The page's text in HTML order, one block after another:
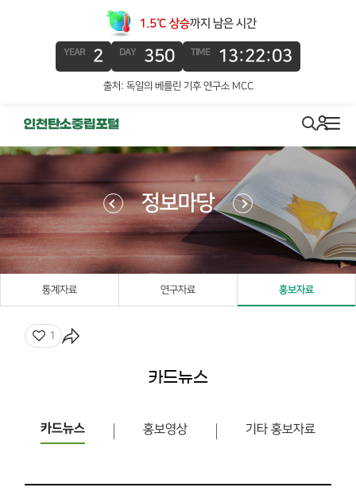
1.5℃ 상승까지 남은 시간
YEAR 2 DAY 350 TIME 13:22:03
출처: 독일의 베를린 기후 연구소 MCC
search
로그인
메뉴
정보마당
통계자료 연구자료 홍보자료
좋아요
1
카드뉴스
카드뉴스 홍보영상 기타 홍보자료